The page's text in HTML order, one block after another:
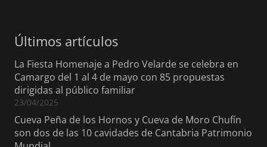
Últimos artículos
La Fiesta Homenaje a Pedro Velarde se celebra en
Camargo del 1 al 4 de mayo con 85 propuestas
dirigidas al público familiar
23/04/2025
Cueva Peña de los Hornos y Cueva de Moro Chufín
son dos de las 10 cavidades de Cantabria Patrimonio